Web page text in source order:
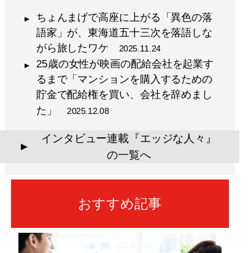
ちょんまげで高座に上がる「異色の落
語家」が、東海道五十三次を落語しな
がら旅したワケ 2025.11.24
25歳の女性が映画の配給会社を起業す
るまで「マンションを購入するための
貯金で配給権を買い、会社を辞めまし
た」 2025.12.08
▲
インタビュー連載『エッジな人々』
の一覧へ
おすすめ記事